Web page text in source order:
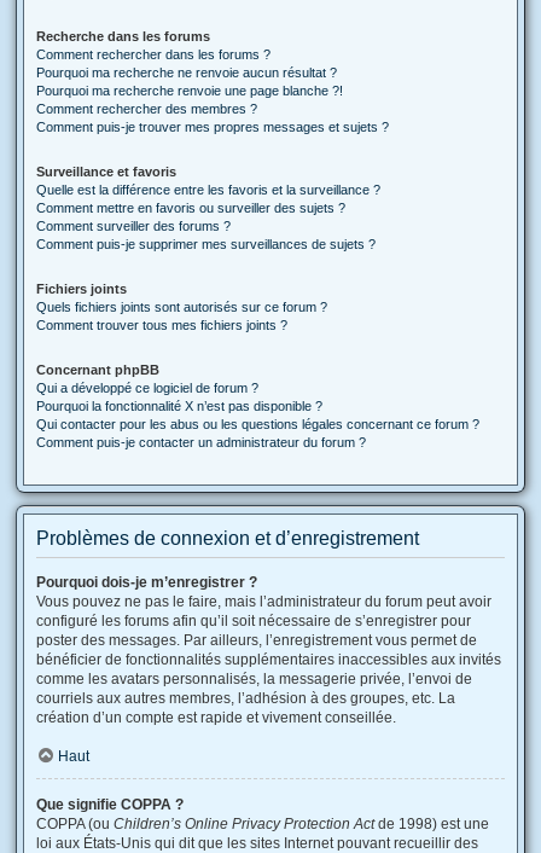
Recherche dans les forums
Comment rechercher dans les forums ?
Pourquoi ma recherche ne renvoie aucun résultat ?
Pourquoi ma recherche renvoie une page blanche ?!
Comment rechercher des membres ?
Comment puis-je trouver mes propres messages et sujets ?
Surveillance et favoris
Quelle est la différence entre les favoris et la surveillance ?
Comment mettre en favoris ou surveiller des sujets ?
Comment surveiller des forums ?
Comment puis-je supprimer mes surveillances de sujets ?
Fichiers joints
Quels fichiers joints sont autorisés sur ce forum ?
Comment trouver tous mes fichiers joints ?
Concernant phpBB
Qui a développé ce logiciel de forum ?
Pourquoi la fonctionnalité X n’est pas disponible ?
Qui contacter pour les abus ou les questions légales concernant ce forum ?
Comment puis-je contacter un administrateur du forum ?
Problèmes de connexion et d’enregistrement
Pourquoi dois-je m’enregistrer ?
Vous pouvez ne pas le faire, mais l’administrateur du forum peut avoir
configuré les forums afin qu’il soit nécessaire de s’enregistrer pour
poster des messages. Par ailleurs, l’enregistrement vous permet de
bénéficier de fonctionnalités supplémentaires inaccessibles aux invités
comme les avatars personnalisés, la messagerie privée, l’envoi de
courriels aux autres membres, l’adhésion à des groupes, etc. La
création d’un compte est rapide et vivement conseillée.
Haut
Que signifie COPPA ?
COPPA (ou Children’s Online Privacy Protection Actde 1998) est une
loi aux États-Unis qui dit que les sites Internet pouvant recueillir des